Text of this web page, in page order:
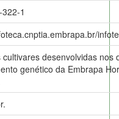
1
desenvolvidas nos
genético da Embrapa